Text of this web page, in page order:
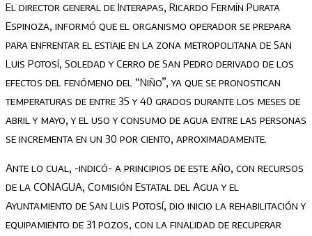
El director general de Interapas, Ricardo Fermín Purata
Espinoza, informó que el organismo operador se prepara
para enfrentar el estiaje en la zona metropolitana de San
Luis Potosí, Soledad y Cerro de San Pedro derivado de los
efectos del fenómeno del “Niño”, ya que se pronostican
temperaturas de entre 35 y 40 grados durante los meses de
abril y mayo, y el uso y consumo de agua entre las personas
se incrementa en un 30 por ciento, aproximadamente.
Ante lo cual, -indicó- a principios de este año, con recursos
de la CONAGUA, Comisión Estatal del Agua y el
Ayuntamiento de San Luis Potosí, dio inicio la rehabilitación y
equipamiento de 31 pozos, con la finalidad de recuperar